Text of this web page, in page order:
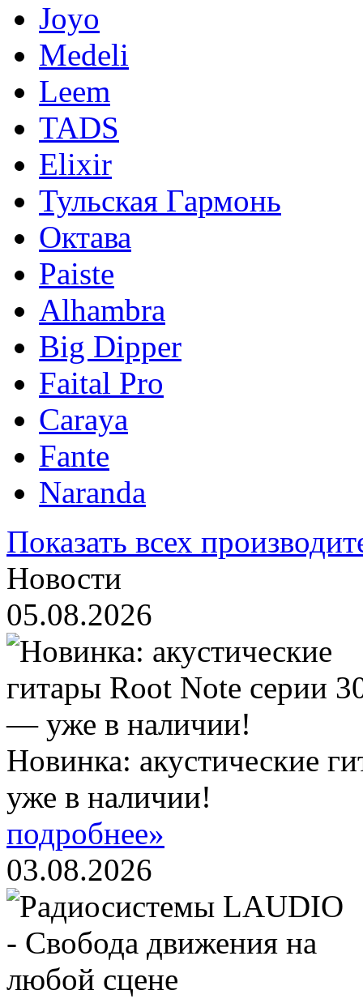
Joyo
Medeli
Leem
TADS
Elixir
Тульская Гармонь
Октава
Paiste
Alhambra
Big Dipper
Faital Pro
Caraya
Fante
Naranda
Показать всех
Новости
05.08.2026
Новинка: акустические
уже в наличии!
подробнее»
03.08.2026